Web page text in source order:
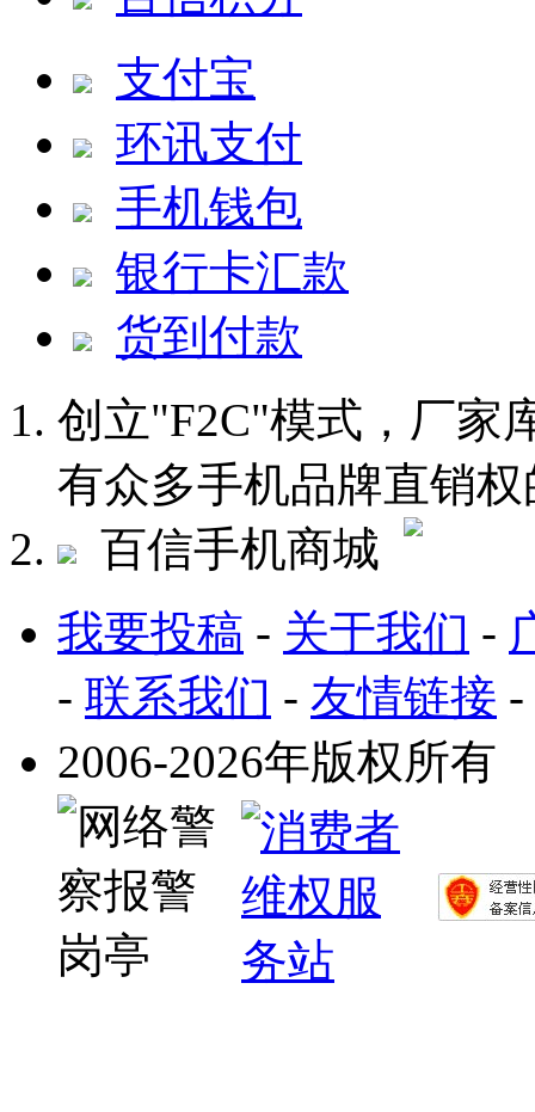
支付宝
环讯支付
手机钱包
银行卡汇款
货到付款
创立"F2C"模式，厂家
有众多手机品牌直销
百信手机商城
我要投稿 - 关于我们 -
- 联系我们 - 友情链接 -
2006-2026年版权所有